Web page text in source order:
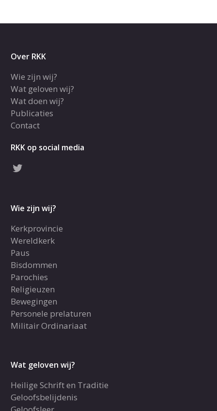
Over RKK
Wie zijn wij?
Wat geloven wij?
Wat doen wij?
Publicaties
Contact
RKK op social media
Wie zijn wij?
Kerkprovincie
Wereldkerk
Paus
Bisdommen
Parochies
Religieuzen
Bewegingen
Personele prelaturen
Militair Ordinariaat
Wat geloven wij?
Heilige Schrift en Traditie
Geloofsbelijdenis